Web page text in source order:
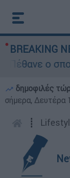
BREAKING
ο
δημοφιλές
σήμερα, Δευτέρα
┋